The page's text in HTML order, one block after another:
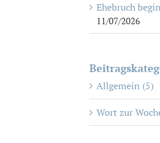
Ehebruch
11/07/2026
Allgemein (5)
Wort zur